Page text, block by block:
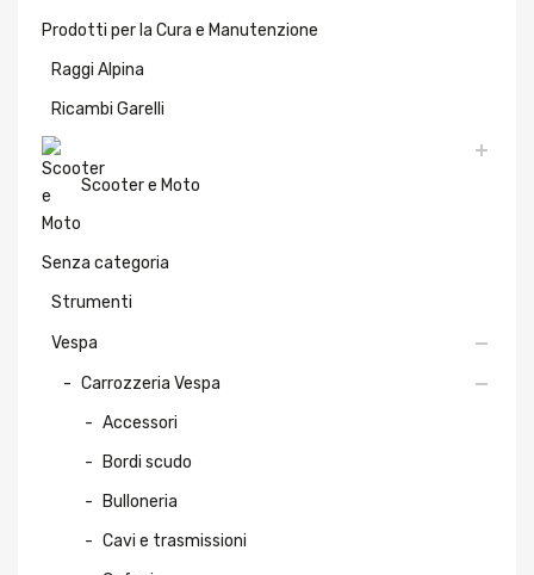
Prodotti per la Cura e Manutenzione
Raggi Alpina
Ricambi Garelli
Scooter e Moto
Senza categoria
Strumenti
Vespa
Carrozzeria Vespa
Accessori
Bordi scudo
Bulloneria
Cavi e trasmissioni